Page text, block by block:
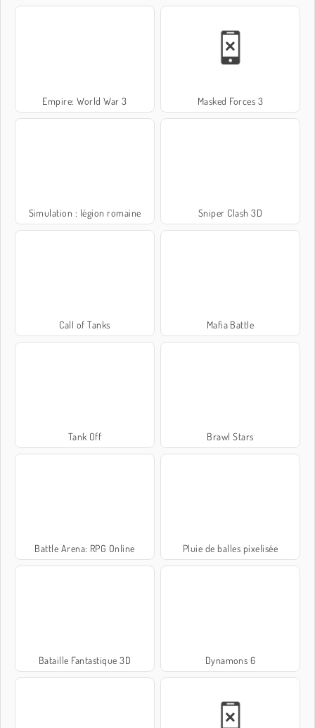
Empire: World War 3 Masked Forces 3
Simulation : légion romaine Sniper Clash 3D
Call of Tanks Mafia Battle
Tank Off Brawl Stars
Battle Arena: RPG Online Pluie de balles pixelisée
Bataille Fantastique 3D Dynamons 6